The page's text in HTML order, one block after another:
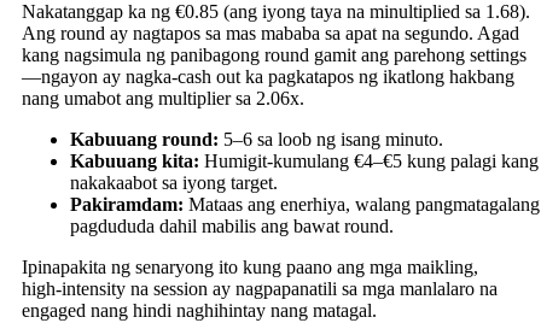
Nakatanggap ka ng €0.85 (ang iyong taya na minultiplied sa 1.68).
Ang round ay nagtapos sa mas mababa sa apat na segundo. Agad
kang nagsimula ng panibagong round gamit ang parehong settings
—ngayon ay nagka-cash out ka pagkatapos ng ikatlong hakbang
nang umabot ang multiplier sa 2.06x.
Kabuuang round: 5–6 sa loob ng isang minuto.
Kabuuang kita: Humigit-kumulang €4–€5 kung palagi kang
nakakaabot sa iyong target.
Pakiramdam: Mataas ang enerhiya, walang pangmatagalang
pagdududa dahil mabilis ang bawat round.
Ipinapakita ng senaryong ito kung paano ang mga maikling,
high‑intensity na session ay nagpapanatili sa mga manlalaro na
engaged nang hindi naghihintay nang matagal.